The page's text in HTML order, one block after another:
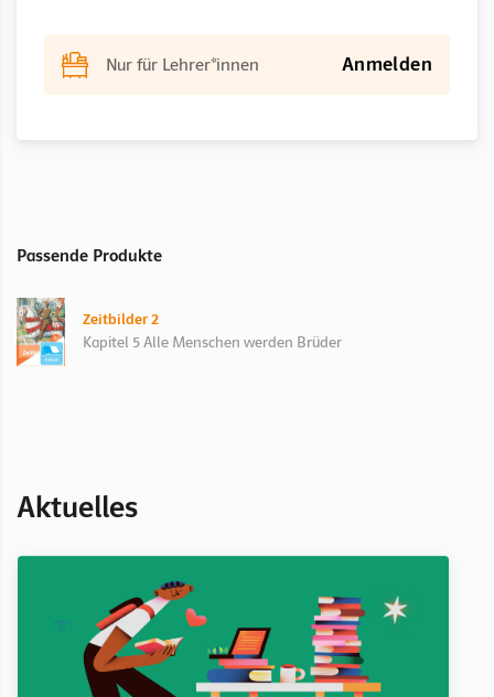
Nur für Lehrer*innen Anmelden
Passende Produkte
Zeitbilder 2
Kapitel 5 Alle Menschen werden Brüder
Aktuelles